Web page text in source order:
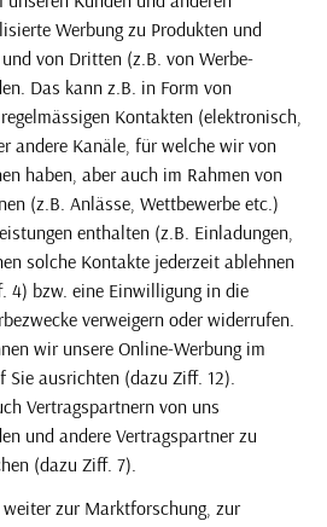
Werbung zu Produkten und
von Dritten (z.B. von Werbe-
Das kann z.B. in Form von
Kontakten (elektronisch,
andere Kanäle, für welche wir von
haben, aber auch im Rahmen von
(z.B. Anlässe, Wettbewerbe etc.)
enthalten (z.B. Einladungen,
solche Kontakte jederzeit ablehnen
4) bzw. eine Einwilligung in die
verweigern oder widerrufen.
wir unsere Online-Werbung im
ausrichten (dazu Ziff. 12).
Vertragspartnern von uns
und andere Vertragspartner zu
(dazu Ziff. 7).
zur Marktforschung, zur